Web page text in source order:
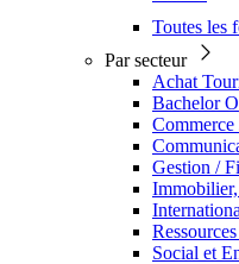
Toutes les
Par secteur
Achat
Bachelor
Gestion /
Social et